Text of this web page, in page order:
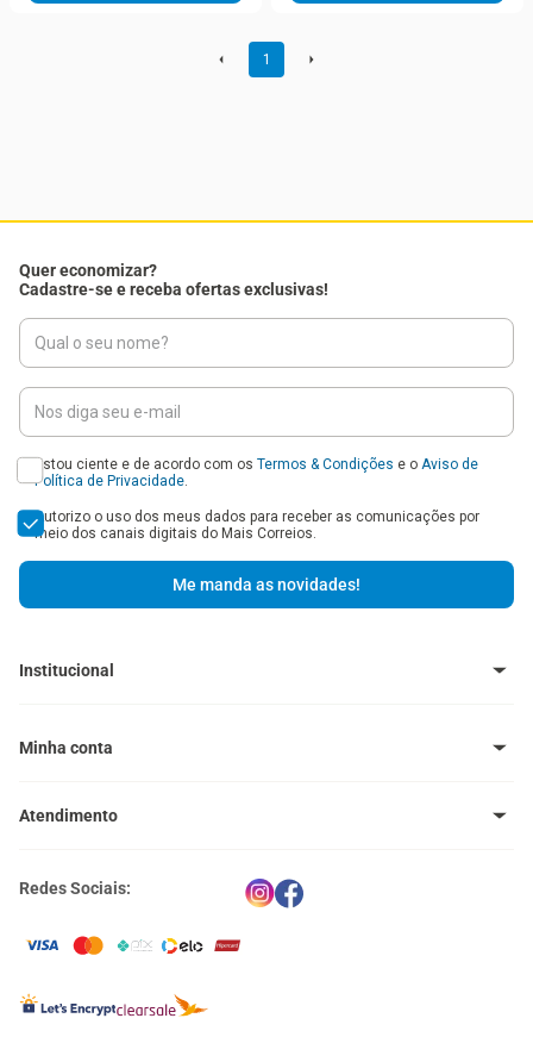
1
Quer economizar?
Cadastre-se e receba ofertas exclusivas!
Estou ciente e de acordo com os Termos & Condições e o Aviso de
Política de Privacidade.
Autorizo o uso dos meus dados para receber as comunicações por
meio dos canais digitais do Mais Correios.
Me manda as novidades!
Institucional
Central de Ajuda - FAQ
Política de Cupons
Central de Privacidade
Minha conta
Meus endereços
Atendimento
atendimento@maiscorreios.com.br
Segunda à sexta-feira, das 9h às 18h.
Redes Sociais: